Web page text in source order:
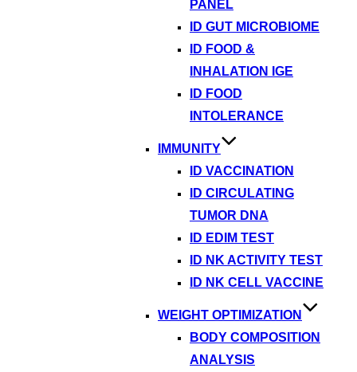
PANEL
ID GUT MICROBIOME
ID FOOD &
INHALATION IGE
ID FOOD
INTOLERANCE
IMMUNITY
ID VACCINATION
ID CIRCULATING
TUMOR DNA
ID EDIM TEST
ID NK ACTIVITY TEST
ID NK CELL VACCINE
WEIGHT OPTIMIZATION
BODY COMPOSITION
ANALYSIS